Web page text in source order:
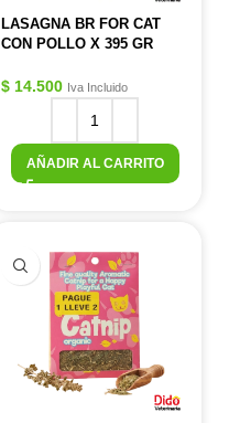
LASAGNA BR FOR CAT
CON POLLO X 395 GR
$ 14.500 Iva Incluido
AÑADIR AL CARRITO